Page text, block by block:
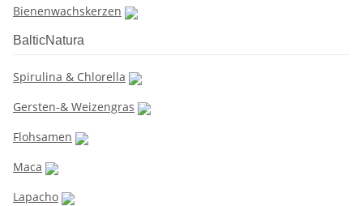
Bienenwachskerzen
BalticNatura
Spirulina & Chlorella
Gersten-& Weizengras
Flohsamen
Maca
Lapacho